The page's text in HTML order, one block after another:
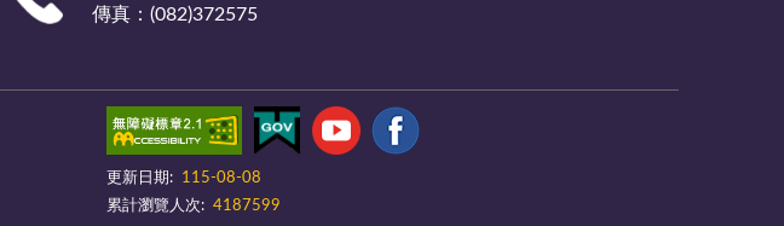
傳真：(082)372575
更新日期:
115-08-08
累計瀏覽人次: 4187599